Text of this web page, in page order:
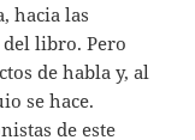
hacia las
del libro. Pero
de habla y, al
se hace.
de este